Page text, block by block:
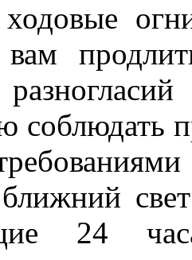
вам
соблюдать
ближний
24